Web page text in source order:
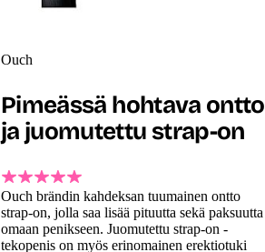
Ouch
Pimeässä hohtava ontto
ja juomutettu strap-on
Ouch brändin kahdeksan tuumainen ontto
strap-on, jolla saa lisää pituutta sekä paksuutta
omaan penikseen. Juomutettu strap-on -
tekopenis on myös erinomainen erektiotuki